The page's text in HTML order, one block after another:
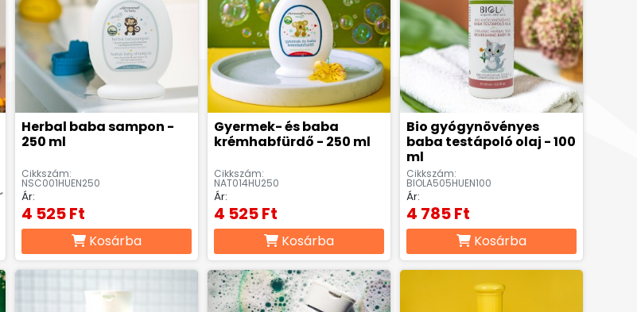
Herbal baba sampon -
250 ml
Cikkszám:
NSC001HUEN250
Ár:
4 525 Ft
Kosárba
Gyermek- és baba
krémhabfürdő - 250 ml
Cikkszám:
NAT014HU250
Ár:
4 525 Ft
Kosárba
Bio gyógynövényes
baba testápoló olaj - 100
ml
Cikkszám:
BIOLA505HUEN100
Ár:
4 785 Ft
Kosárba